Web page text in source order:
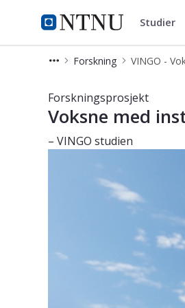
NTNU Hjemmeside
RKBU Midt-Studier
Forskning
Forskningsprosjekt
Voksne med
– VINGO studien